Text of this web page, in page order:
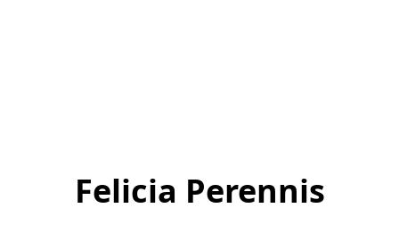
Felicia Perennis